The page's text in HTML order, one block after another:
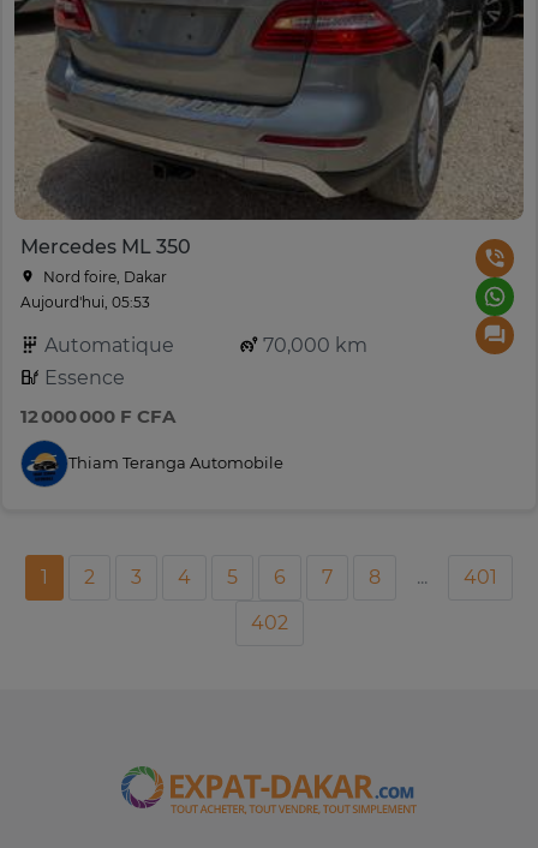
Mercedes ML 350
Nord foire, Dakar
Aujourd'hui, 05:53
Automatique
70,000 km
Essence
12 000 000 F CFA
Thiam Teranga Automobile
1 2 3 4 5 6 7 8 ...
401
402